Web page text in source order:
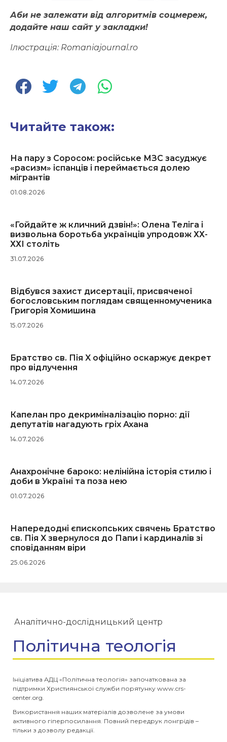
Аби не залежати від алгоритмів соцмереж,
додайте наш сайт у закладки!
Ілюстрація: Romaniajournal.ro
Читайте також:
На пару з Соросом: російське МЗС засуджує
«расизм» іспанців і переймається долею
мігрантів
01.08.2026
«Гойдайте ж кличний дзвін!»: Олена Теліга і
визвольна боротьба українців упродовж ХХ-
ХХІ століть
31.07.2026
Відбувся захист дисертації, присвяченої
богословським поглядам священномученика
Григорія Хомишина
15.07.2026
Братство св. Пія X офіційно оскаржує декрет
про відлучення
14.07.2026
Капелан про декриміналізацію порно: дії
депутатів нагадують гріх Ахана
14.07.2026
Анахронічне бароко: нелінійна історія стилю і
доби в Україні та поза нею
01.07.2026
Напередодні єпископських свячень Братство
св. Пія X звернулося до Папи і кардиналів зі
сповіданням віри
25.06.2026
Аналітично-дослідницький центр
Політична теологія
Ініціатива АДЦ «Політична теологія» започаткована за
підтримки Християнської служби порятунку www.crs-
center.org.
Використання наших матеріалів дозволене за умови
активного гіперпосилання. Повний передрук лонгрідів –
тільки з дозволу редакції.